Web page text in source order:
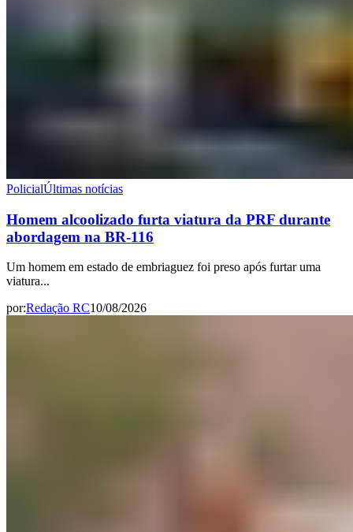
PolicialÚltimas notícias
Homem alcoolizado furta viatura da PRF durante
abordagem na BR-116
Um homem em estado de embriaguez foi preso após furtar uma
viatura...
por:Redação RC10/08/2026